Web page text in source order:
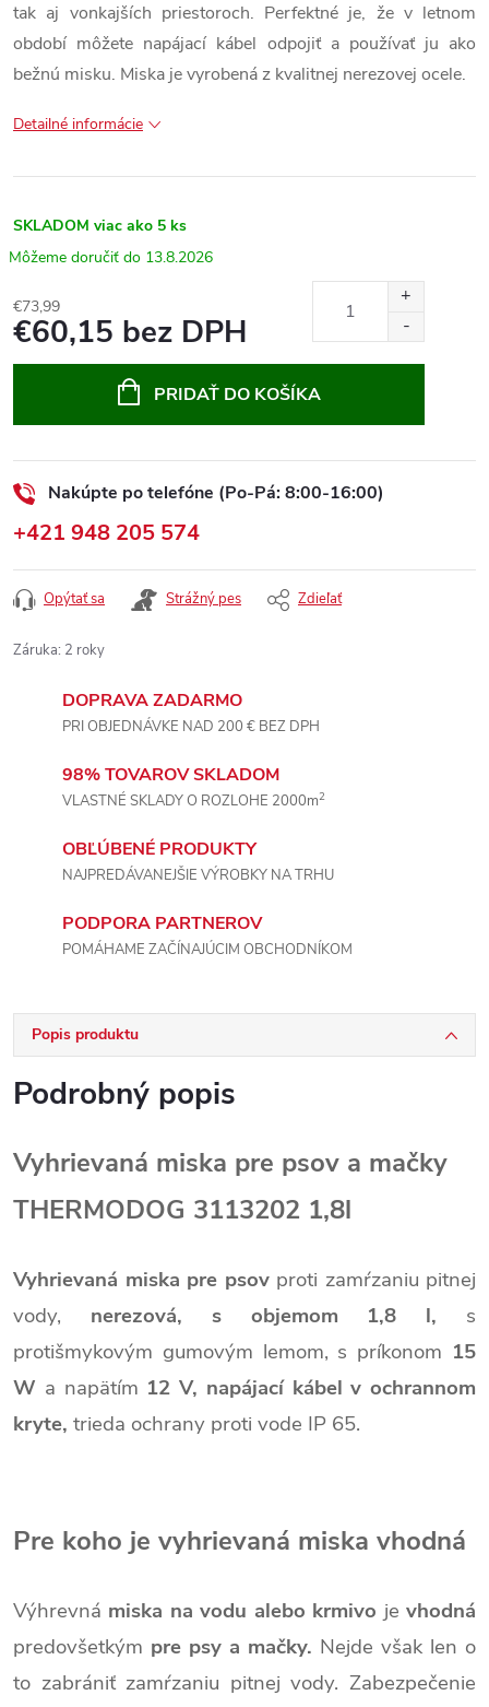
tak aj vonkajších priestoroch. Perfektné je, že v letnom
období môžete napájací kábel odpojiť a používať ju ako
bežnú misku. Miska je vyrobená z kvalitnej nerezovej ocele.
Detailné informácie
SKLADOM viac ako 5 ks
13.8.2026
€73,99
€60,15 bez DPH
PRIDAŤ DO KOŠÍKA
Nakúpte po telefóne (Po-Pá: 8:00-16:00)
+421 948 205 574
Opýtať sa Strážný pes Zdieľať
Záruka: 2 roky
DOPRAVA ZADARMO
PRI OBJEDNÁVKE NAD 200 € BEZ DPH
98% TOVAROV SKLADOM
VLASTNÉ SKLADY O ROZLOHE 2000m2
OBĽÚBENÉ PRODUKTY
NAJPREDÁVANEJŠIE VÝROBKY NA TRHU
PODPORA PARTNEROV
POMÁHAME ZAČÍNAJÚCIM OBCHODNÍKOM
Popis produktu
Podrobný popis
Vyhrievaná miska pre psov a mačky
THERMODOG 3113202 1,8l
Vyhrievaná miska pre psov proti zamŕzaniu pitnej
vody, nerezová, s objemom 1,8 l, s
protišmykovým gumovým lemom, s príkonom 15
W a napätím 12 V, napájací kábel v ochrannom
kryte, trieda ochrany proti vode IP 65.
Pre koho je vyhrievaná miska vhodná
Výhrevná miska na vodu alebo krmivo jevhodná
predovšetkým pre psy a mačky. Nejde však len o
to zabrániť zamŕzaniu pitnej vody. Zabezpečenie